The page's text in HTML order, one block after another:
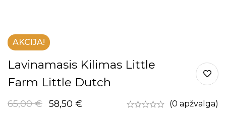
AKCIJA!
Lavinamasis Kilimas Little
Farm Little Dutch
65,00€ 58,50 € (0 apžvalga)